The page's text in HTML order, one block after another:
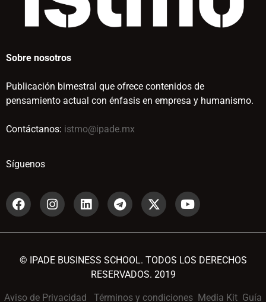
Sobre nosotros
Publicación bimestral que ofrece contenidos de
pensamiento actual con énfasis en empresa y humanismo.
Contáctanos: istmo@ipade.mx
Síguenos
© IPADE BUSINESS SCHOOL. TODOS LOS DERECHOS
RESERVADOS. 2019
Aviso de Privacidad Términos y condiciones Media Kit Guía